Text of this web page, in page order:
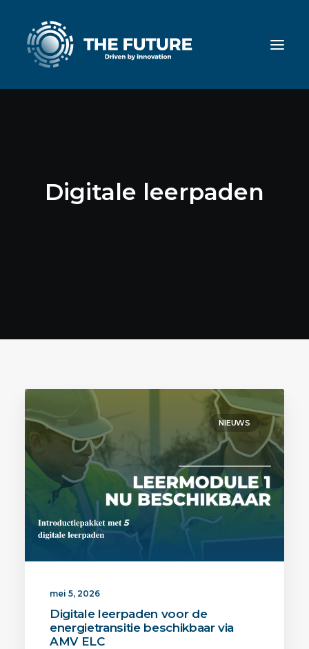
Digitale leerpaden
NIEUWS
mei 5, 2026
Digitale leerpaden voor de
energietransitie beschikbaar via
AMV ELC